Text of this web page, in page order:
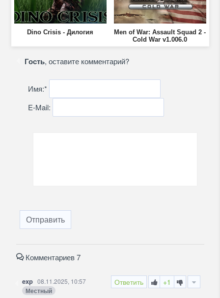
Dino Crisis - Дилогия
Men of War: Assault Squad 2 -
Cold War v1.006.0
Гость, оставите комментарий?
Имя:*
E-Mail:
Отправить
Комментариев 7
Ответить +1
exp 08.11.2025, 10:57
Местный